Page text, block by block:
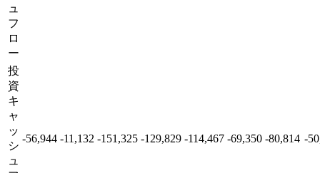
ュ
フ
ロ
ー
投
資
キ
ャ
ッ
シ
ュ
-56,944 -11,132 -151,325 -129,829 -114,467 -69,350 -80,814 -